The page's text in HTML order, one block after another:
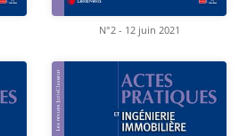
N°2 - 12 juin 2021